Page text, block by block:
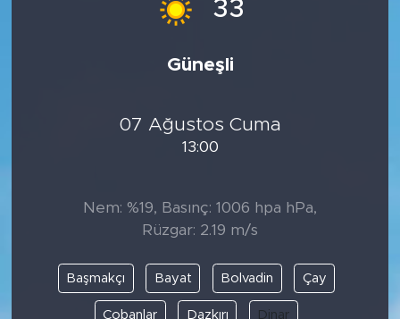
33
Güneşli
07 Ağustos Cuma
13:00
Nem: %19, Basınç: 1006 hpa hPa,
Rüzgar: 2.19 m/s
Başmakçı Bayat Bolvadin Çay
Çobanlar Dazkırı Dinar
DİNİ
POLİTİKA
EKONOMİ